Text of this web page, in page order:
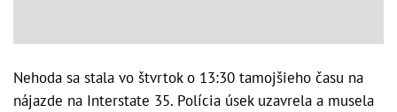
Nehoda sa stala vo štvrtok o 13:30 tamojšieho času na
nájazde na Interstate 35. Polícia úsek uzavrela a musela